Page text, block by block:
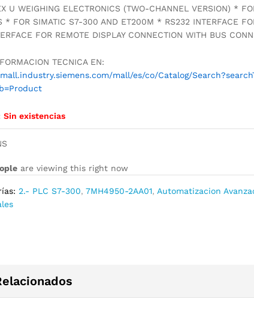
U WEIGHING ELECTRONICS (TWO-CHANNEL VERSION) *
* FOR SIMATIC S7-300 AND ET200M * RS232 INTERFACE
FOR REMOTE DISPLAY CONNECTION WITH BUS
TECNICA EN:
mall/es/co/Catalog/
Sin existencias
are viewing this right now
2.- PLC S7-300,7MH4950-2AA01, Automatizacion